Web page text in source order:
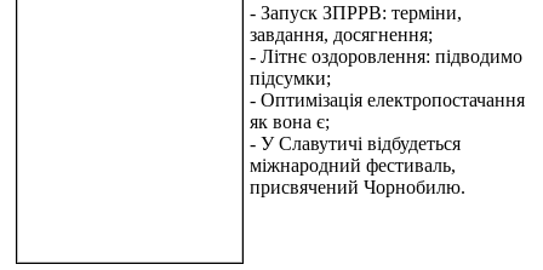
- Запуск ЗПРРВ: терміни,
завдання, досягнення;
- Літнє оздоровлення: підводимо
підсумки;
- Оптимізація електропостачання
як вона є;
- У Славутичі відбудеться
міжнародний фестиваль,
присвячений Чорнобилю.